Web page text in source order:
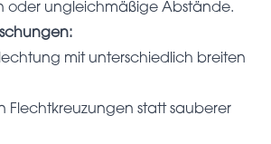
oder ungleichmäßige Abstände.
mit unterschiedlich breiten
Flechtkreuzungen statt sauberer